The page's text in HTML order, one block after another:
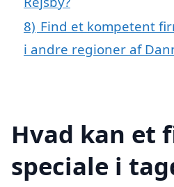
8) Find et kompetent
i andre regioner af
Hvad kan et
speciale i